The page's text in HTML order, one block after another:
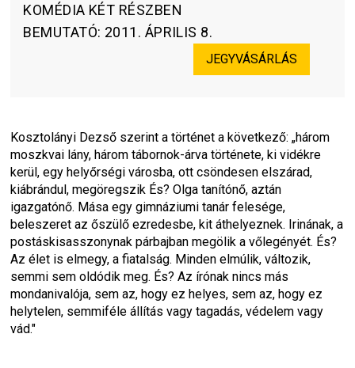
KOMÉDIA KÉT RÉSZBEN
BEMUTATÓ: 2011. ÁPRILIS 8.
JEGYVÁSÁRLÁS
Kosztolányi Dezső szerint a történet a következő: „három
moszkvai lány, három tábornok-árva története, ki vidékre
kerül, egy helyőrségi városba, ott csöndesen elszárad,
kiábrándul, megöregszik És? Olga tanítónő, aztán
igazgatónő. Mása egy gimnáziumi tanár felesége,
beleszeret az őszülő ezredesbe, kit áthelyeznek. Irinának, a
postáskisasszonynak párbajban megölik a vőlegényét. És?
Az élet is elmegy, a fiatalság. Minden elmúlik, változik,
semmi sem oldódik meg. És? Az írónak nincs más
mondanivalója, sem az, hogy ez helyes, sem az, hogy ez
helytelen, semmiféle állítás vagy tagadás, védelem vagy
vád."